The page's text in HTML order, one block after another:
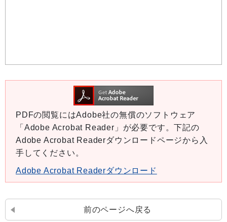
PDFの閲覧にはAdobe社の無償のソフトウェア
「Adobe Acrobat Reader」が必要です。下記の
Adobe Acrobat Readerダウンロードページから入
手してください。
Adobe Acrobat Readerダウンロード
前のページへ戻る